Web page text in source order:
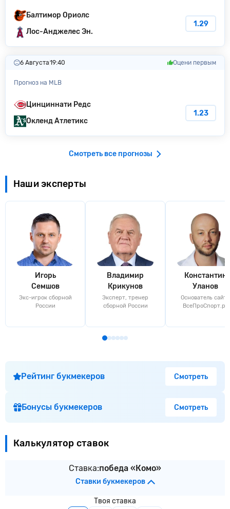
Балтимор Ориолс
Лос-Анджелес Эн.
1.29
6 Августа19:40 Оцени первым
Прогноз на MLB
Цинциннати Редс
Окленд Атлетикс
1.23
Смотреть все прогнозы
Наши эксперты
Игорь
Семшов
Экс-игрок сборной
России
Владимир
Крикунов
Эксперт, тренер
сборной России
Константин
Уланов
Основатель сайта
ВсеПроСпорт.ру
Рейтинг букмекеров Смотреть
Бонусы букмекеров Смотреть
Калькулятор ставок
Ставка:победа «Комо»
Ставки букмекеров
Твоя ставка